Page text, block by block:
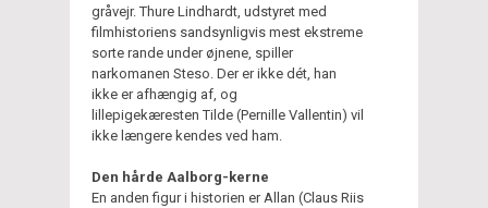
gråvejr. Thure Lindhardt, udstyret med
filmhistoriens sandsynligvis mest ekstreme
sorte rande under øjnene, spiller
narkomanen Steso. Der er ikke dét, han
ikke er afhængig af, og
lillepigekæresten Tilde (Pernille Vallentin) vil
ikke længere kendes ved ham.
Den hårde Aalborg-kerne
En anden figur i historien er Allan (Claus Riis